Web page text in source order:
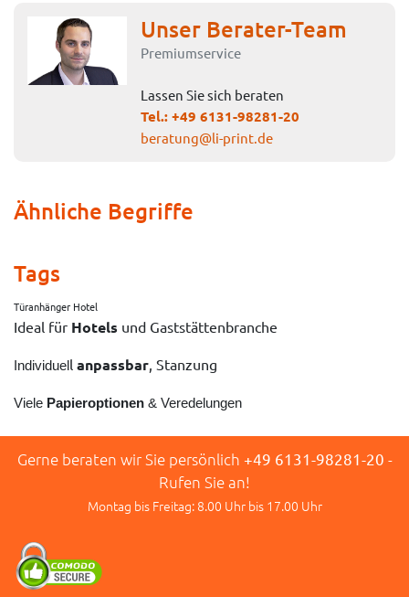
Unser Berater-Team
Premiumservice
Lassen Sie sich beraten
Tel.:+49 6131-98281-20
beratung@li-print.de
Ähnliche Begriffe
Tags
Türanhänger Hotel
Ideal für Hotels und Gaststättenbranche
Individuel l anpassbar , Stanzung
Viele Papieroptionen & Veredelungen
Gerne beraten wir Sie persönlich +49 6131-98281-20 -
Rufen Sie an!
Montag bis Freitag: 8.00 Uhr bis 17.00 Uhr